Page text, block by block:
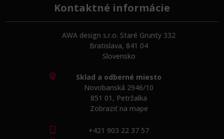
Kontaktné informácie
AWA design s.r.o. Staré Grunty 332
Bratislava, 841 04
Slovensko
Sklad a odberné miesto
Novobanská 2946/10
851 01, Petržalka
Zobraziť na mape
+421 903 22 37 57